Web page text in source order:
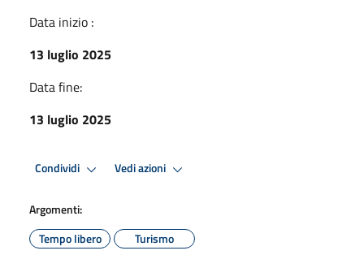
Data inizio :
13 luglio 2025
Data fine:
13 luglio 2025
Condividi Vedi azioni
Argomenti:
Tempo libero
Turismo